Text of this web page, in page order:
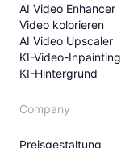
AI Video Enhancer
Video kolorieren
AI Video Upscaler
KI-Video-Inpainting
KI-Hintergrund
Company
Preisgestaltung